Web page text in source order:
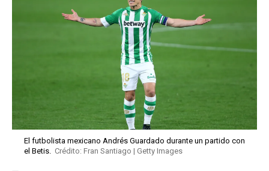
El futbolista mexicano Andrés Guardado durante un partido con
el Betis. Crédito: Fran Santiago | Getty Images